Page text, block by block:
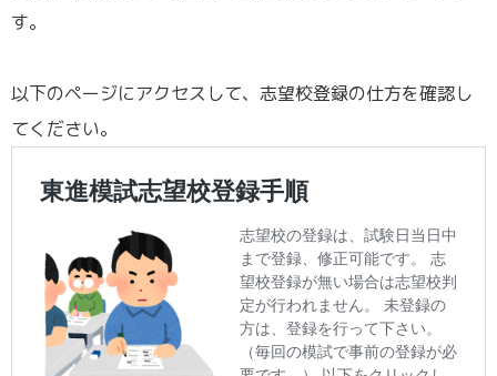
す。
以下のページにアクセスして、志望校登録の仕方を確認し
てください。